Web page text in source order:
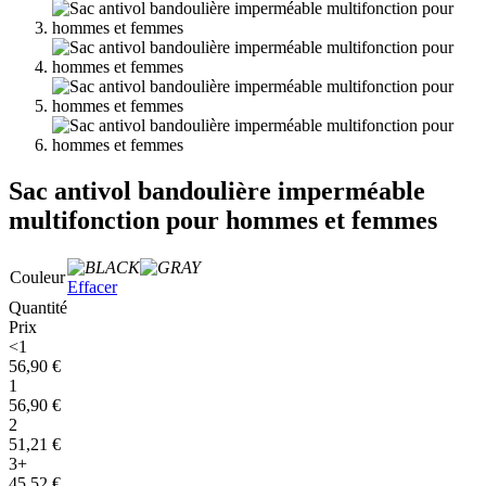
Sac antivol bandoulière imperméable
multifonction pour hommes et femmes
Couleur
Effacer
Quantité
Prix
<1
56,90 €
1
56,90 €
2
51,21 €
3+